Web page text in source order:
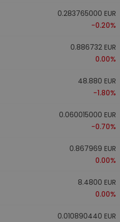
0.283765000 EUR
-0.20%
0.886732 EUR
0.00%
48.880 EUR
-1.80%
0.060015000 EUR
-0.70%
0.867969 EUR
0.00%
8.4800 EUR
0.00%
0.010890440 EUR